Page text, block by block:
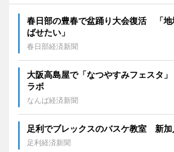
春日部の豊春で盆踊り大会復活 「地
ばせたい」
春日部経済新聞
大阪高島屋で「なつやすみフェスタ
ラボ
なんば経済新聞
足利でブレックスのバスケ教室 新加
足利経済新聞